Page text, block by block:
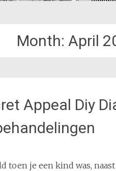
Month: April
Appeal Diy
toen je een kind was,